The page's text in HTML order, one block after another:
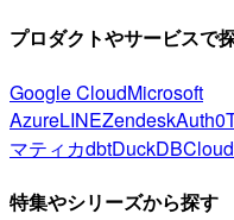
プロダクトやサービスで
Google CloudMicrosoft
AzureLINEZendeskAuth0
マティカdbtDuckDB
特集やシリーズから探す